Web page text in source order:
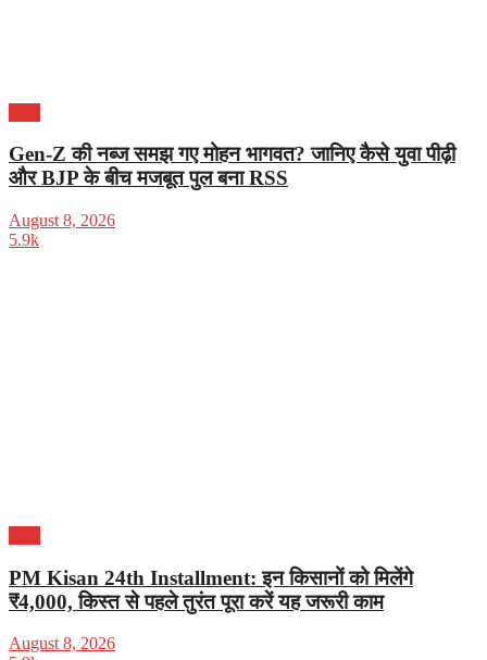
Gen-Z की नब्ज समझ गए मोहन भागवत? जानिए कैसे युवा पीढ़ी
और BJP के बीच मजबूत पुल बना RSS
August 8, 2026
5.9k
PM Kisan 24th Installment: इन किसानों को मिलेंगे
₹4,000, किस्त से पहले तुरंत पूरा करें यह जरूरी काम
August 8, 2026